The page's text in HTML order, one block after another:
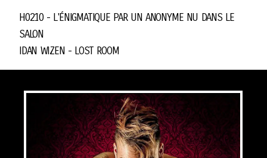
H0210 - L'énigmatique parUn Anonyme Nu Dans Le
Salon
Idan Wizen - Lost Room